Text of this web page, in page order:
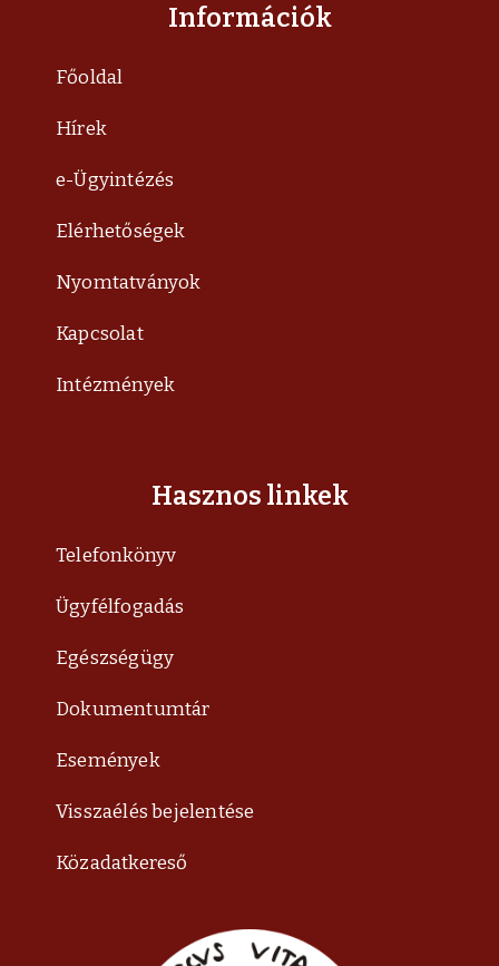
Hasznos linkek
Telefonkönyv
Ügyfélfogadás
Egészségügy
Dokumentumtár
Események
Visszaélés bejelentése
Közadatkereső
Információk
Főoldal
Hírek
e-Ügyintézés
Elérhetőségek
Nyomtatványok
Kapcsolat
Intézmények